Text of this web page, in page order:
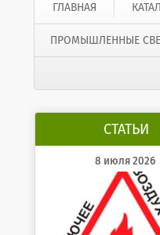
ГЛАВНАЯ
ПРОМЫШЛЕННЫЕ
СТАТЬИ
8 июля 2026